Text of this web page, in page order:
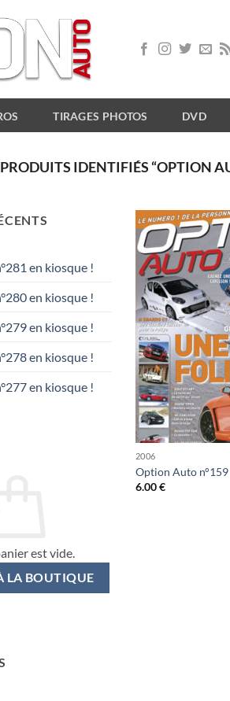
TIRAGES PHOTOS DVD
PRODUITS IDENTIFIÉS “OPTION
en kiosque !
en kiosque !
en kiosque !
en kiosque !
en kiosque !
est vide.
LA BOUTIQUE
2006
Option Auto n°159
6.00€